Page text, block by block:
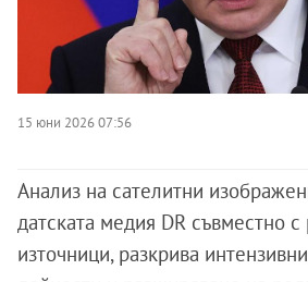
15 юни 2026 07:56
Анализ на сателитни
датската медия DR съвместно с
източници, разкрива